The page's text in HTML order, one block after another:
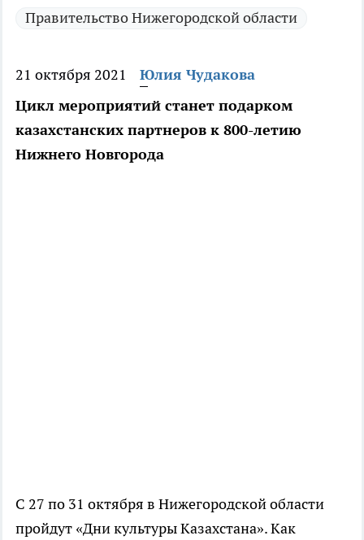
Правительство Нижегородской области
21 октября 2021
Юлия Чудакова
Цикл мероприятий станет подарком
казахстанских партнеров к 800-летию
Нижнего Новгорода
С 27 по 31 октября в Нижегородской области
пройдут «Дни культуры Казахстана». Как